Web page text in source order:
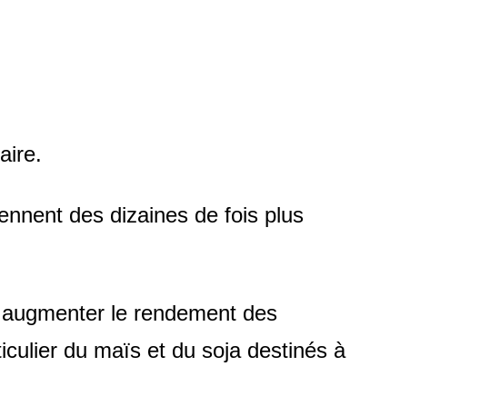
des dizaines de fois plus
le rendement des
du maïs et du soja destinés à